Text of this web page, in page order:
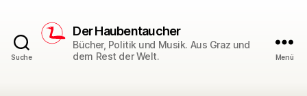
Suche
Der Haubentaucher
Bücher, Politik und Musik. Aus Graz und
dem Rest der Welt.
Menü